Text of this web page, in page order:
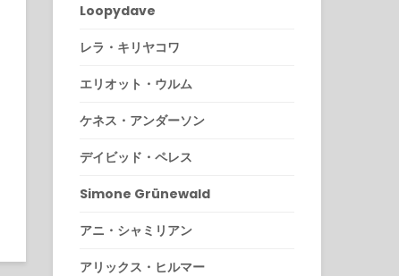
Loopydave
レラ・キリヤコワ
エリオット・ウルム
ケネス・アンダーソン
デイビッド・ペレス
Simone Grünewald
アニ・シャミリアン
アリックス・ヒルマー